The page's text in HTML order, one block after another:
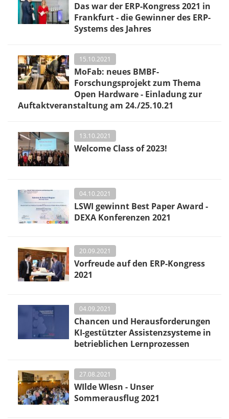
Das war der ERP-Kongress 2021 in
Frankfurt - die Gewinner des ERP-
Systems des Jahres
15.10.2021
MoFab: neues BMBF-
Forschungsprojekt zum Thema
Open Hardware - Einladung zur
Auftaktveranstaltung am 24./25.10.21
13.10.2021
Welcome Class of 2023!
04.10.2021
LSWI gewinnt Best Paper Award -
DEXA Konferenzen 2021
20.09.2021
Vorfreude auf den ERP-Kongress
2021
04.09.2021
Chancen und Herausforderungen
KI-gestützter Assistenzsysteme in
betrieblichen Lernprozessen
27.08.2021
WIlde WIesn - Unser
Sommerausflug 2021